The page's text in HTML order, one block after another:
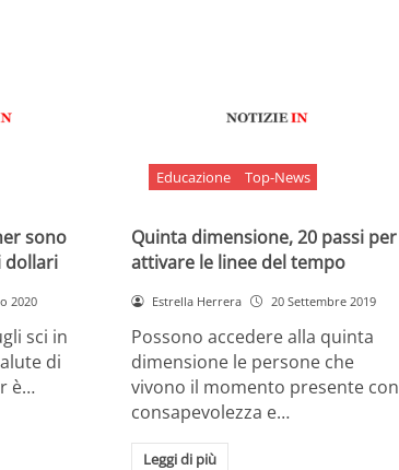
sono
dollari
2020
sci in
di
è…
Educazione Top-News
Quinta dimensione, 20 passi per
attivare le linee del tempo
Estrella Herrera 20 Settembre 2019
Possono accedere alla quinta
dimensione le persone che
vivono il momento presente con
consapevolezza e…
Leggi di più